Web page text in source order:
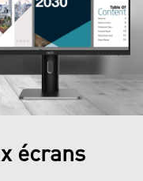
écrans